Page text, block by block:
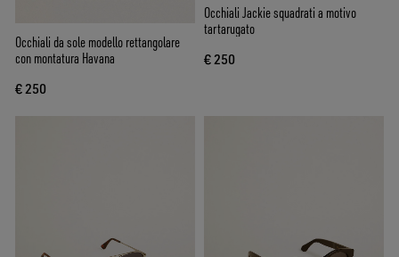
Occhiali da sole modello rettangolare
con montatura Havana
€ 250
Occhiali Jackie squadrati a motivo
tartarugato
€ 250